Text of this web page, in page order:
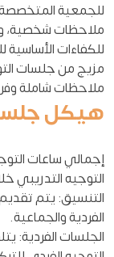
للجمعية
ملاحظات شخصية،
مزيج من جلسات
ملاحظات شاملة
هيكل
التوجيه التدريبي
التنسيق: يتم
الفردية والجماعية.